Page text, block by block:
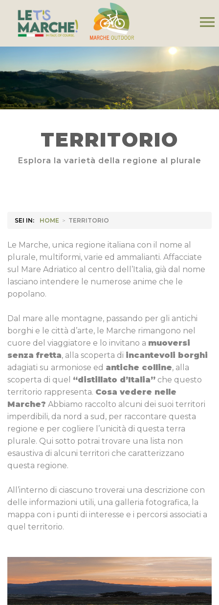
menu
TERRITORIO
Esplora la varietà della regione al plurale
SEI IN: HOME > TERRITORIO
Le Marche, unica regione italiana con il nome al
plurale, multiformi, varie ed ammalianti. Affacciate
sul Mare Adriatico al centro dell’Italia, già dal nome
lasciano intendere le numerose anime che le
popolano.
Dal mare alle montagne, passando per gli antichi
borghi e le città d’arte, le Marche rimangono nel
cuore del viaggiatore e lo invitano a muoversi
senza fretta, alla scoperta di incantevoli borghi
adagiati su armoniose ed antiche colline, alla
scoperta di quel “distillato d’Italia” che questo
territorio rappresenta. Cosa vedere nelle
Marche? Abbiamo raccolto alcuni dei suoi territori
imperdibili, da nord a sud, per raccontare questa
regione e per cogliere l’unicità di questa terra
plurale. Qui sotto potrai trovare una lista non
esaustiva di alcuni territori che caratterizzano
questa regione.
All’interno di ciascuno troverai una descrizione con
delle informazioni utili, una galleria fotografica, la
mappa con i punti di interesse e i percorsi associati a
quel territorio.